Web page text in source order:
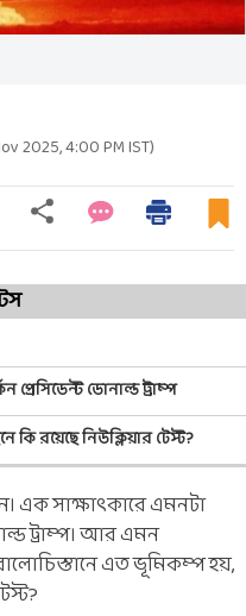
2025, 4:00 PMIST)
প্রেসিডেন্ট ডোনাল্ড ট্রাম্প
কি রয়েছে নিউক্লিয়ার টেস্ট?
এক সাক্ষাৎকারে এমনটা
ট্রাম্প। আর এমন
বালোচিস্তানে এত ভূমিকম্প হয়,